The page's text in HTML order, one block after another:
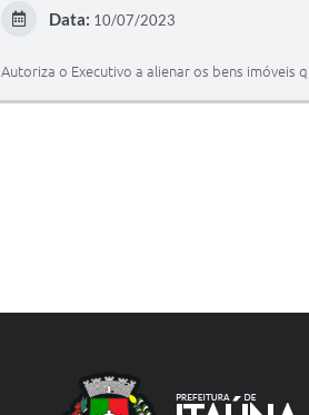
Data: 10/07/2023
Autoriza o Executivo a alienar os bens imóveis